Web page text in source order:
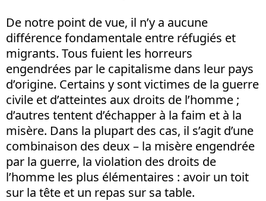
De notre point de vue, il n’y a aucune
différence fondamentale entre réfugiés et
migrants. Tous fuient les horreurs
engendrées par le capitalisme dans leur pays
d’origine. Certains y sont victimes de la guerre
civile et d’atteintes aux droits de l’homme ;
d’autres tentent d’échapper à la faim et à la
misère. Dans la plupart des cas, il s’agit d’une
combinaison des deux – la misère engendrée
par la guerre, la violation des droits de
l’homme les plus élémentaires : avoir un toit
sur la tête et un repas sur sa table.